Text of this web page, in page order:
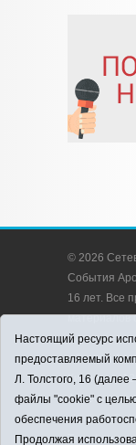
© 2026
События
16 лет. Все
материалов
Адрес
область,
Кирова, д.
Адрес
Телефон
Настоящий ресурс
предоставляемый
Л. Толстого, 16
файлы "cookie" с
обеспечения
Продолжая